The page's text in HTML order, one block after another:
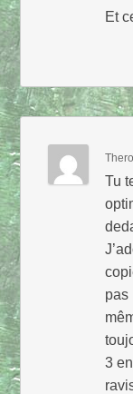
Et
Tu
pas
3